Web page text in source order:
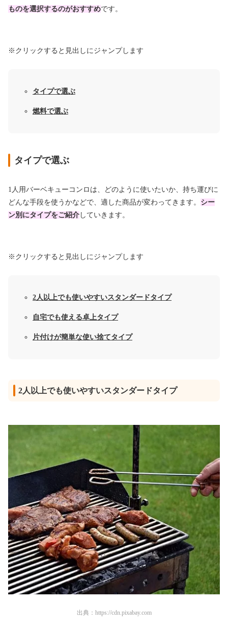
ものを選択するのがおすすめです。
※クリックすると見出しにジャンプします
タイプで選ぶ
燃料で選ぶ
タイプで選ぶ
1人用バーベキューコンロは、どのように使いたいか、持ち運びに
どんな手段を使うかなどで、適した商品が変わってきます。 シー
ン別にタイプをご紹介 していきます。
※クリックすると見出しにジャンプします
2人以上でも使いやすいスタンダードタイプ
自宅でも使える卓上タイプ
片付けが簡単な使い捨てタイプ
2人以上でも使いやすいスタンダードタイプ
出典： https://cdn.pixabay.com